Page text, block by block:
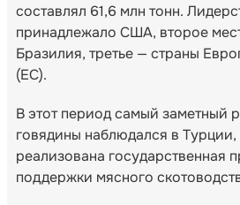
составлял 61,6 млн тонн.
принадлежало США, второе
Бразилия, третье — страны
(ЕС).
В этот период самый заметный
говядины наблюдался в Турции,
реализована государственная
поддержки мясного